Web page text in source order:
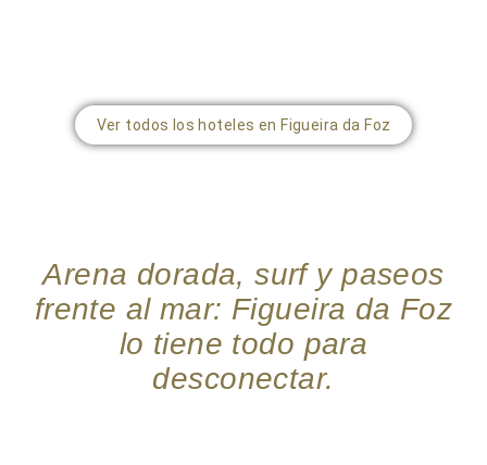
Ver todos los hoteles en Figueira da Foz
Arena dorada, surf y paseos
frente al mar: Figueira da Foz
lo tiene todo para
desconectar.